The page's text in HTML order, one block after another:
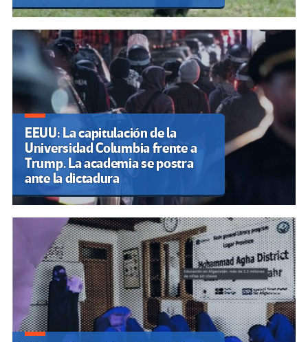
EEUU: La capitulación de la
Universidad Columbia frente a
Trump. La academia se postra
ante la dictadura